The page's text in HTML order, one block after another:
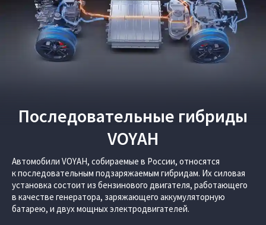
Последовательные гибриды
VOYAH
Автомобили VOYAH, собираемые в России, относятся
к последовательным подзаряжаемым гибридам. Их силовая
установка состоит из бензинового двигателя, работающего
в качестве генератора, заряжающего аккумуляторную
батарею, и двух мощных электродвигателей.